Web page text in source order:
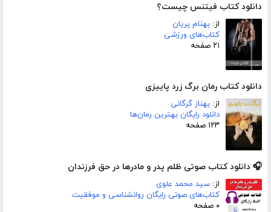
دانلود کتاب فیتنس چیست؟
از: بهنام پریان
کتاب‌های ورزشی
۲۱ صفحه
دانلود کتاب رمان برگ زرد پاییزی
از: بهناز گرگانی
دانلود رایگان بهترین رمان‌ها
۱۲۳ صفحه
🎧 دانلود کتاب صوتی ظلم پدر و مادرها در حق فرزندان
از: سید محمد علوی
کتاب‌های صوتی رایگان روانشناسی و موفقیت
۰ صفحه